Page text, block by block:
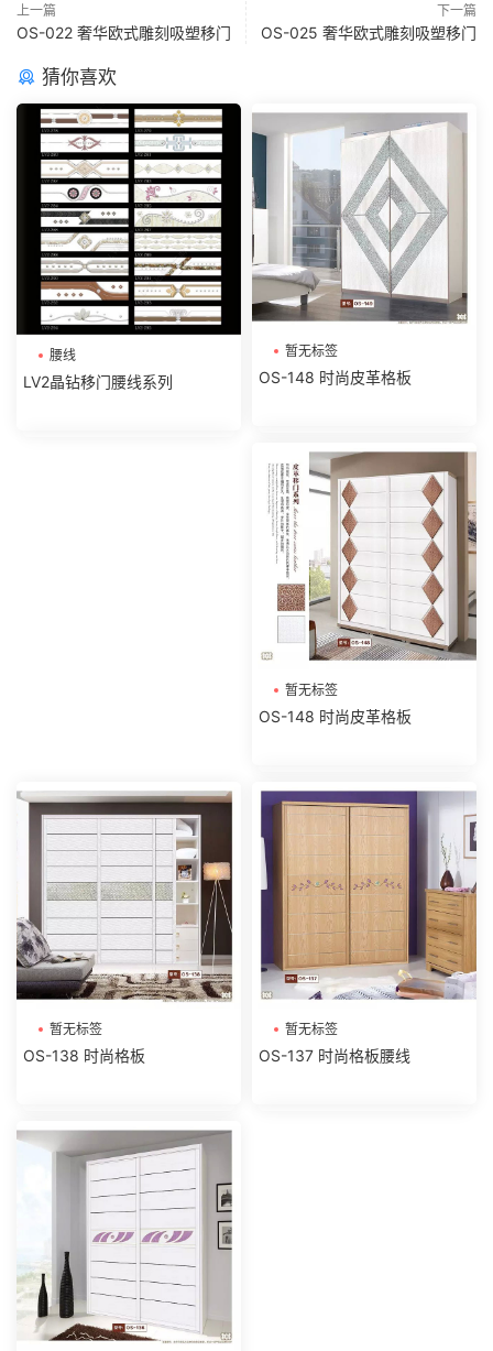
上一篇
OS-022 奢华欧式雕刻吸塑移门
下一篇
OS-025 奢华欧式雕刻吸塑移门
猜你喜欢
腰线
LV2晶钻移门腰线系列
暂无标签
OS-148 时尚皮革格板
暂无标签
OS-148 时尚皮革格板
暂无标签
OS-138 时尚格板
暂无标签
OS-137 时尚格板腰线